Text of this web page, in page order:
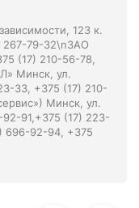
123 к.
267-79-32\nЗАО
(17) 210-56-78,
Минск, ул.
33, +375 (17) 210-
Минск, ул.
91,+375 (17) 223-
696-92-94, +375